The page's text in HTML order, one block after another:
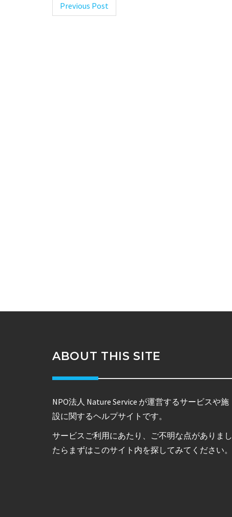
Post
Previous Post
ABOUT THIS SITE
NPO法人 Nature Service が運営するサービスや施
設に関するヘルプサイトです。
サービスご利用にあたり、ご不明な点がありまし
たらまずはこのサイト内を探してみてください。